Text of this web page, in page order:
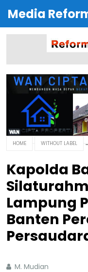
Media
HOME WITHOUT LABEL
Kapolda
Lampung
Banten
M. Mudian